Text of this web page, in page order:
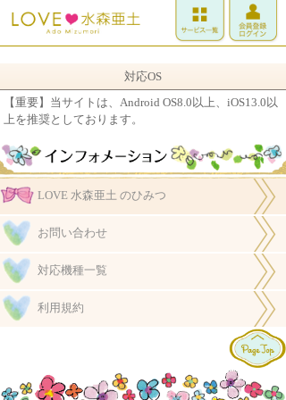
対応OS
【重要】当サイトは、Android OS8.0以上、iOS13.0以
上を推奨としております。
LOVE 水森亜土 のひみつ
お問い合わせ
対応機種一覧
利用規約